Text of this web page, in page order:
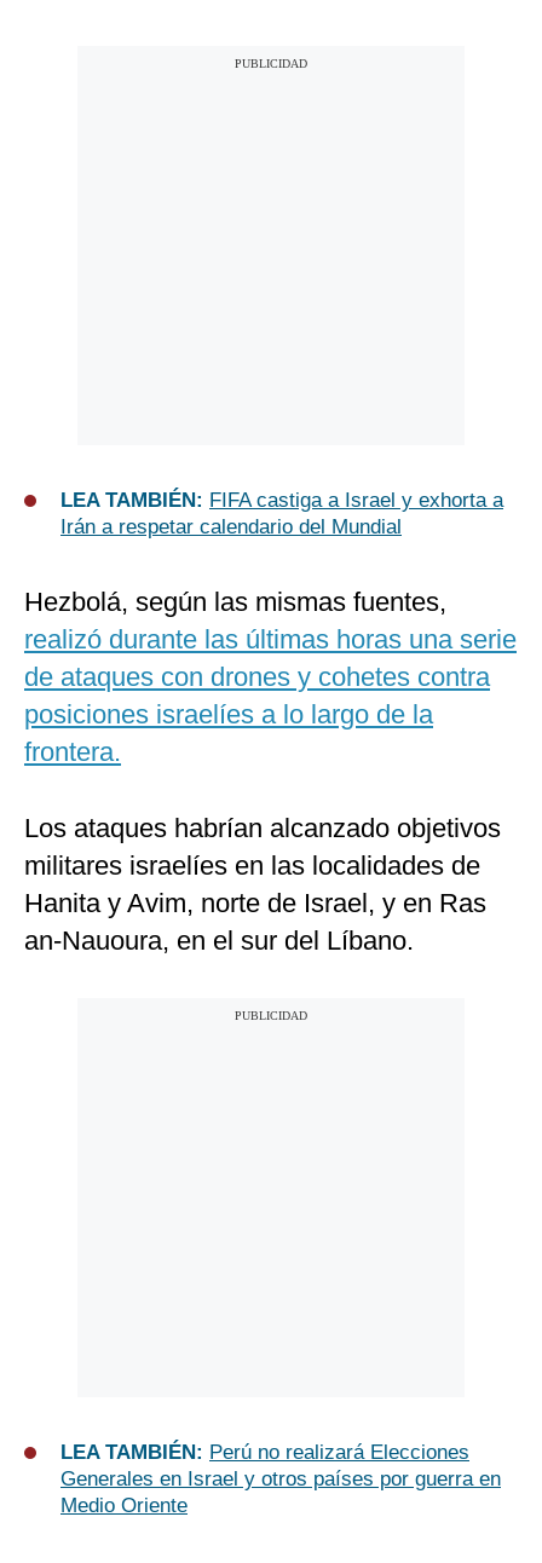
LEA TAMBIÉN: FIFA castiga a Israel y exhorta a
Irán a respetar calendario del Mundial
Hezbolá, según las mismas fuentes,
realizó durante las últimas horas una serie
de ataques con drones y cohetes contra
posiciones israelíes a lo largo de la
frontera.
Los ataques habrían alcanzado objetivos
militares israelíes en las localidades de
Hanita y Avim, norte de Israel, y en Ras
an-Nauoura, en el sur del Líbano.
LEA TAMBIÉN: Perú no realizará Elecciones
Generales en Israel y otros países por guerra en
Medio Oriente